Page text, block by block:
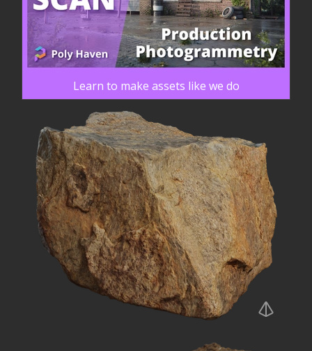
Learn to make assets like we do